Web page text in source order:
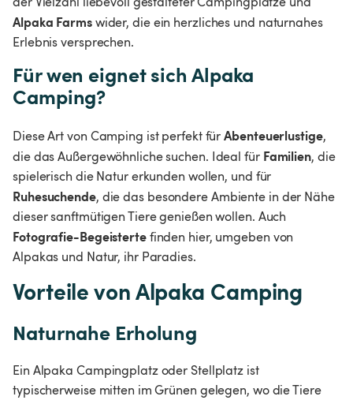
Alpaka Farms wider, die ein herzliches und naturnahes
Erlebnis versprechen.
Für wen eignet sich Alpaka
Camping?
Diese Art von Camping ist perfekt für Abenteuerlustige,
die das Außergewöhnliche suchen. Ideal für Familien, die
spielerisch die Natur erkunden wollen, und für
Ruhesuchende, die das besondere Ambiente in der Nähe
dieser sanftmütigen Tiere genießen wollen. Auch
Fotografie-Begeisterte finden hier, umgeben von
Alpakas und Natur, ihr Paradies.
Vorteile von Alpaka Camping
Naturnahe Erholung
Ein Alpaka Campingplatz oder Stellplatz ist
typischerweise mitten im Grünen gelegen, wo die Tiere